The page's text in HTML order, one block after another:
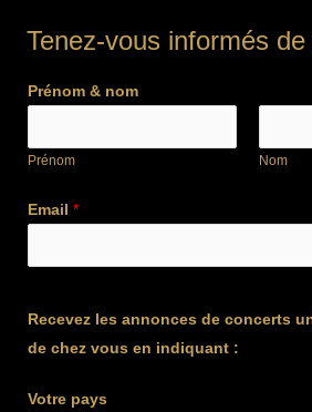
Tenez-vous informés
Prénom & nom
Prénom Nom
Email *
Recevez les annonces de concerts
de chez vous en indiquant :
Votre pays